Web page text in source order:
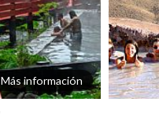
Más información